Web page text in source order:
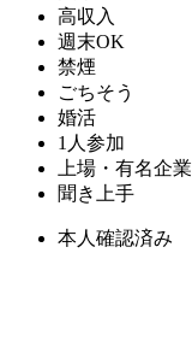
高収入
週末OK
禁煙
ごちそう
婚活
1人参加
上場・有名企業
聞き上手
本人確認済み